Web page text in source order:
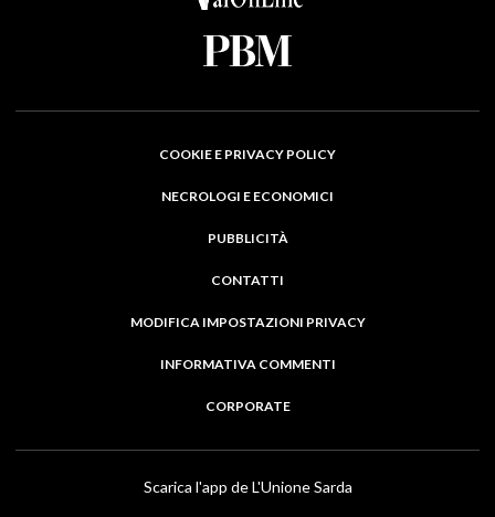
COOKIE E PRIVACY POLICY
NECROLOGI E ECONOMICI
PUBBLICITÀ
CONTATTI
MODIFICA IMPOSTAZIONI PRIVACY
INFORMATIVA COMMENTI
CORPORATE
Scarica l'app de L'Unione Sarda